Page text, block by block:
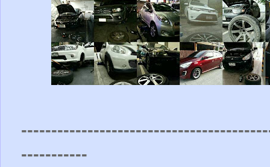
-----------